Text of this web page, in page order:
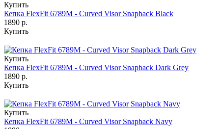
Купить
Кепка FlexFit 6789M - Curved Visor Snapback Black
1890 р.
Купить
Купить
Кепка FlexFit 6789M - Curved Visor Snapback Dark Grey
1890 р.
Купить
Купить
Кепка FlexFit 6789M - Curved Visor Snapback Navy